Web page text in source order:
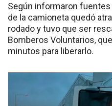
Según informaron
de la camioneta quedó
rodado y tuvo que ser
Bomberos Voluntarios,
minutos para liberarlo.